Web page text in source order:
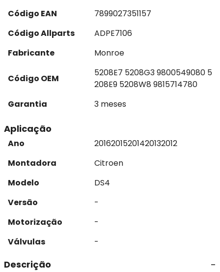
Código EAN
7899027351157
Código Allparts
ADPE7106
Fabricante
Monroe
Código OEM
5208E7 5208G3 9800549080 5
208E9 5208W8 9815714780
Garantia
3 meses
Aplicação
Ano 20162015201420132012
Montadora
Citroen
Modelo
DS4
Versão
-
Motorização
-
Válvulas
-
Descrição